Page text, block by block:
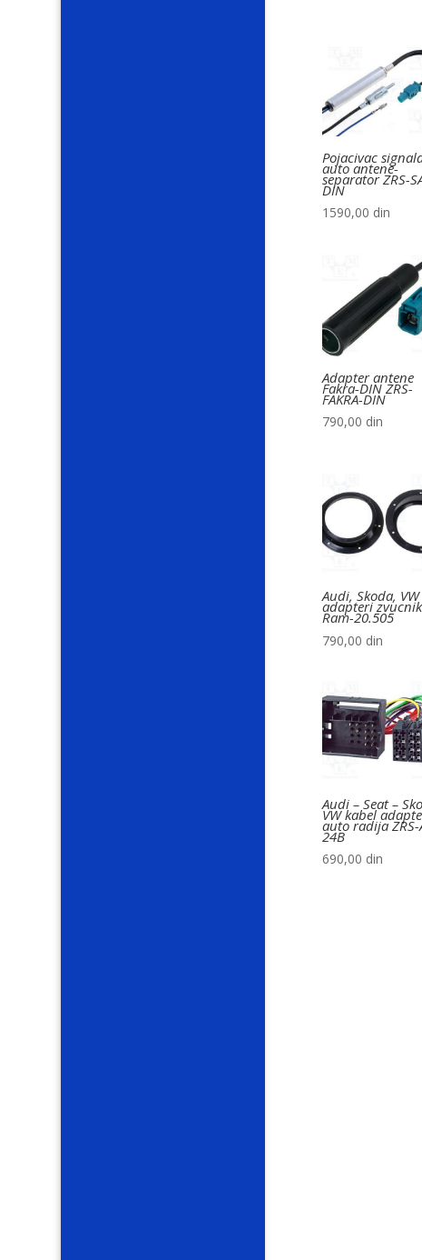
Pojacivac
auto antene-
separator ZRS-
DIN
1590,00 din
Adapter antene
Fakra-DIN ZRS-
FAKRA-DIN
790,00 din
Audi, Skoda, VW
adapteri
Ram-20.505
790,00 din
Audi – Seat –
VW kabel
auto radija ZRS-
24B
690,00 din